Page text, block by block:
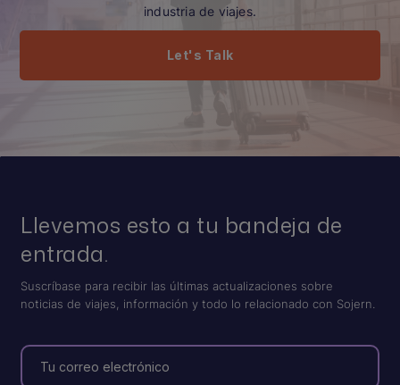
industria de viajes.
Let's Talk
Llevemos esto a tu bandeja de
entrada.
Suscríbase para recibir las últimas actualizaciones sobre
noticias de viajes, información y todo lo relacionado con Sojern.